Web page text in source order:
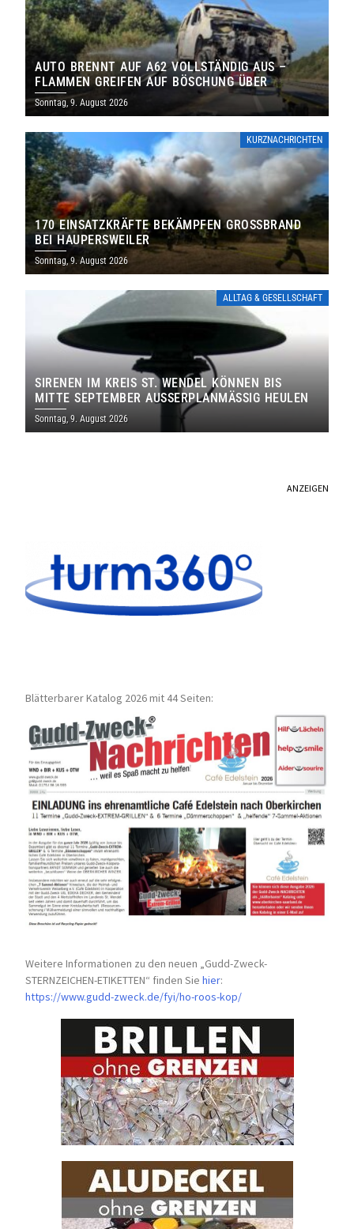
AUTO BRENNT AUF A62 VOLLSTÄNDIG AUS –
FLAMMEN GREIFEN AUF BÖSCHUNG ÜBER
Sonntag, 9. August 2026
KURZNACHRICHTEN
170 EINSATZKRÄFTE BEKÄMPFEN GROSSBRAND B
EI HAUPERSWEILER
Sonntag, 9. August 2026
ALLTAG & GESELLSCHAFT
SIRENEN IM KREIS ST. WENDEL KÖNNEN BIS
MITTE SEPTEMBER AUSSERPLANMÄSSIG HEULEN
Sonntag, 9. August 2026
ANZEIGEN
Blätterbarer Katalog 2026 mit 44 Seiten:
Weitere Informationen zu den neuen „Gudd-Zweck-
STERNZEICHEN-ETIKETTEN“ finden Siehier:
https://www.gudd-zweck.de/fyi/ho-roos-kop/